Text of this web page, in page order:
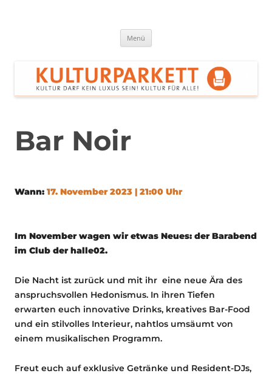
Menü
Bar Noir
Wann: 17. November 2023 | 21:00 Uhr
Im November wagen wir etwas Neues: der Barabend
im Club der halle02.
Die Nacht ist zurück und mit ihr eine neue Ära des
anspruchsvollen Hedonismus. In ihren Tiefen
erwarten euch innovative Drinks, kreatives Bar-Food
und ein stilvolles Interieur, nahtlos umsäumt von
einem musikalischen Programm.
Freut euch auf exklusive Getränke und Resident-DJs,